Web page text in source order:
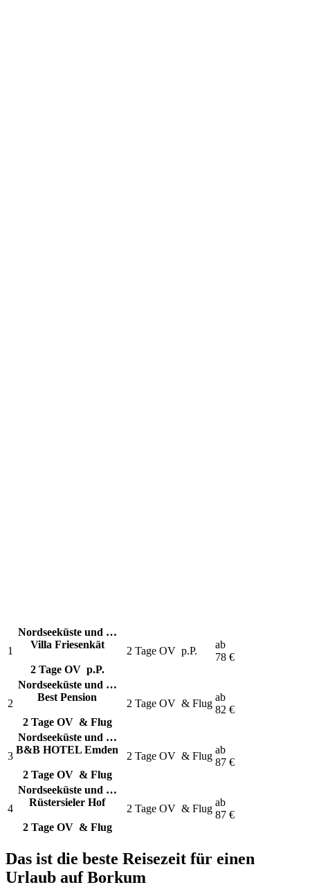
1
Nordseeküste und …
Villa Friesenkät
2 Tage OVp.P.
2 Tage OV p.P.
ab
78 €
2
Nordseeküste und …
Best Pension
2 Tage OV& Flug
2 Tage OV & Flug
ab
82 €
3
Nordseeküste und …
B&B HOTEL Emden
2 Tage OV& Flug
2 Tage OV & Flug
ab
87 €
4
Nordseeküste und …
Rüstersieler Hof
2 Tage OV& Flug
2 Tage OV & Flug
ab
87 €
Das ist die beste Reisezeit für einen
Urlaub auf Borkum